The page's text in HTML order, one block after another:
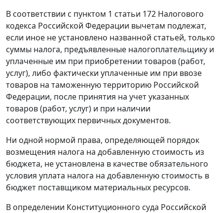
В соответствии с пунктом 1 статьи 172 Налогового
кодекса Российской Федерации вычетам подлежат,
если иное не установлено названной статьей, только
суммы налога, предъявленные налогоплательщику и
уплаченные им при приобретении товаров (работ,
услуг), либо фактически уплаченные им при ввозе
товаров на таможенную территорию Российской
Федерации, после принятия на учет указанных
товаров (работ, услуг) и при наличии
соответствующих первичных документов.
Ни одной нормой права, определяющей порядок
возмещения налога на добавленную стоимость из
бюджета, не установлена в качестве обязательного
условия уплата налога на добавленную стоимость в
бюджет поставщиком материальных ресурсов.
В определении Конституционного суда Российской